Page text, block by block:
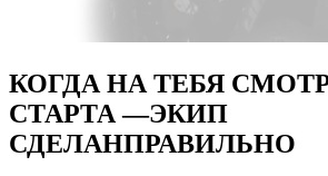
КОГДА НА ТЕБЯ
СТАРТА —ЭКИП
СДЕЛАНПРАВИЛЬНО